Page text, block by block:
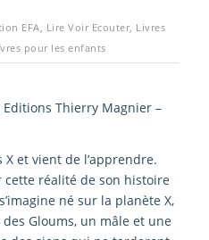
EFA, Lire Voir Ecouter, Livres
pour les enfants
Editions Thierry Magnier –
X et vient de l’apprendre.
réalité de son histoire
né sur la planète X,
Gloums, un mâle et une